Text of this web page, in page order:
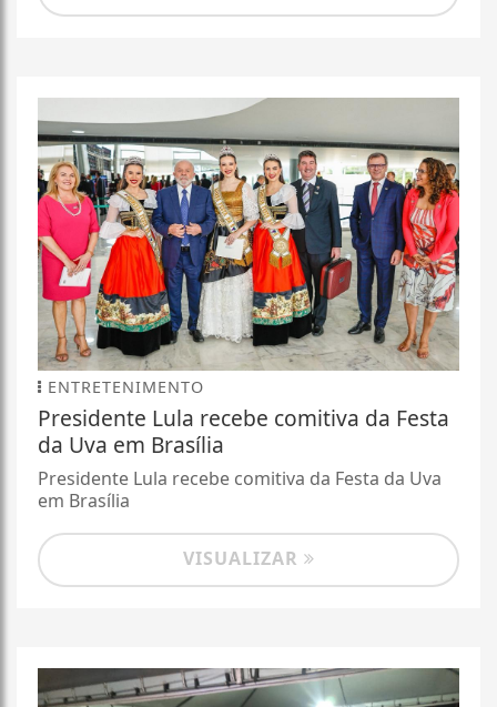
ENTRETENIMENTO
Presidente Lula recebe comitiva da Festa
da Uva em Brasília
Presidente Lula recebe comitiva da Festa da Uva
em Brasília
VISUALIZAR